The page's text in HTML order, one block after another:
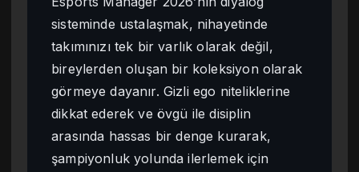
sisteminde ustalaşmak, nihayetinde
takımınızı tek bir varlık olarak değil,
bireylerden oluşan bir koleksiyon olarak
görmeye dayanır. Gizli ego niteliklerine
dikkat ederek ve övgü ile disiplin
arasında hassas bir denge kurarak,
şampiyonluk yolunda ilerlemek için